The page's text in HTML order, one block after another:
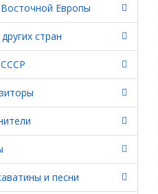
Европы
стран
и песни